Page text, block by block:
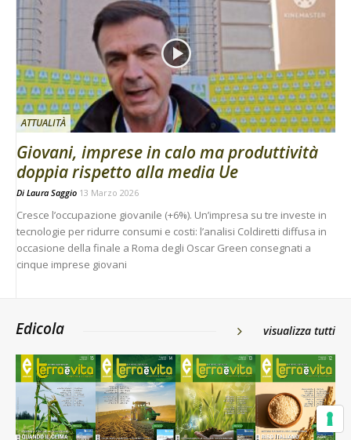
ATTUALITÀ
Giovani, imprese in calo ma produttività
doppia rispetto alla media Ue
Di Laura Saggio 13 Marzo 2026
Cresce l’occupazione giovanile (+6%). Un’impresa su tre investe in
tecnologie per ridurre consumi e costi: l’analisi Coldiretti diffusa in
occasione della finale a Roma degli Oscar Green consegnati a
cinque imprese giovani
Edicola visualizza tutti